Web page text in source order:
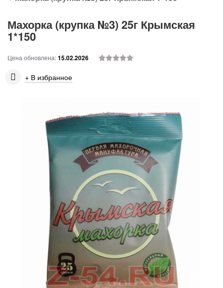
Махорка (крупка №3) 25г Крымская
1*150
Цена обновлена:15.02.2026